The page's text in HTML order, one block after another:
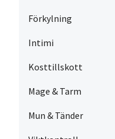
Förkylning
Intimi
Kosttillskott
Mage & Tarm
Mun & Tänder